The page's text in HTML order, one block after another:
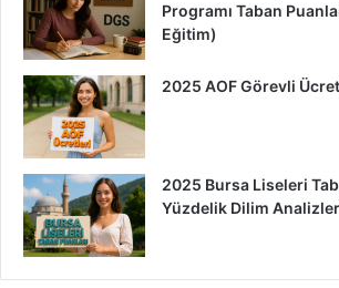
Programı Taban
Eğitim)
2025 AOF Görevli
2025 Bursa Liseleri
Yüzdelik Dilim